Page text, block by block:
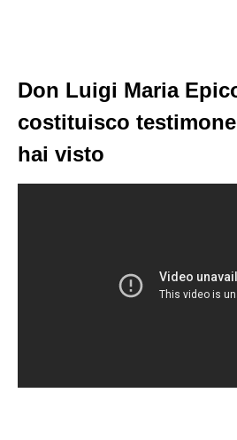
Don Luigi Maria
costituisco
hai visto